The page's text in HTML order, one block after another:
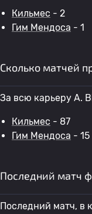
Кильмес - 2
Гим Мендоса - 1
Сколько матчей
За всю карьеру A.
Кильмес - 87
Гим Мендоса - 15
Последний матч
Последний матч, в